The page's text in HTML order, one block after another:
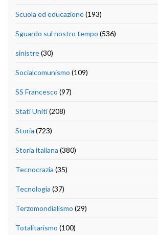
Scuola ed educazione(193)
Sguardo sul nostro tempo (536)
sinistre(30)
Socialcomunismo (109)
SS Francesco (97)
Stati Uniti(208)
Storia (723)
Storia italiana (380)
Tecnocrazia (35)
Tecnologia (37)
Terzomondialismo (29)
Totalitarismo (100)